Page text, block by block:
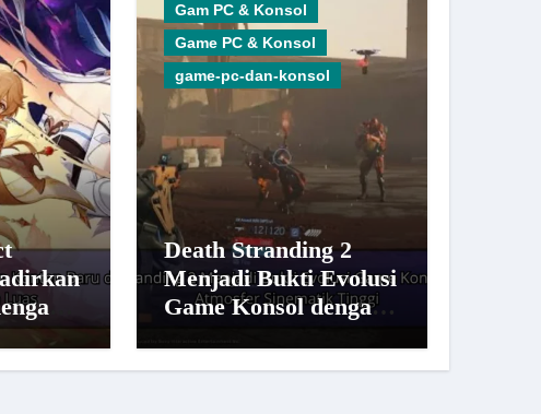
Gam PC & Konsol
Game PC & Konsol
game-pc-dan-konsol
Death Stranding 2
Menjadi Bukti Evolusi
Game Konsol dengan
Tinggi